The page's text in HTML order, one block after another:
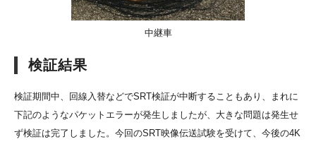
中継車
検証結果
検証期間中、回線入替などでSRT検証が中断することもあり、まれに
下記のようなパケットエラーが発生しましたが、大きな問題は発生せ
ず検証は完了しました。今回のSRT映像伝送試験を受けて、今後の4K